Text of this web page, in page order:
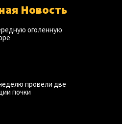
Новость
оголенную
провели две
почки